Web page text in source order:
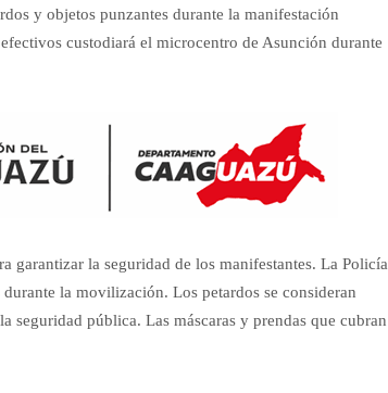
y objetos punzantes durante la manifestación
custodiará el microcentro de Asunción durante
garantizar la seguridad de los manifestantes. La Policía
la movilización. Los petardos se consideran
seguridad pública. Las máscaras y prendas que cubran